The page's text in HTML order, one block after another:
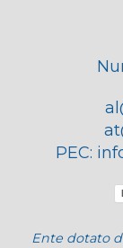
PEC:
Ente dotato